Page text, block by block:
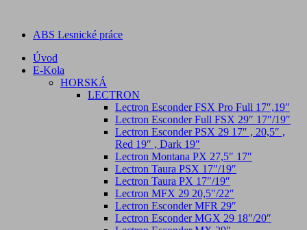
ABS Lesnické práce
Úvod
E-Kola
HORSKÁ
LECTRON
Lectron Esconder FSX Pro Full 17″,19″
Lectron Esconder Full FSX 29″ 17″/19″
Lectron Esconder PSX 29 17″ , 20,5″ ,
Red 19″ , Dark 19″
Lectron Montana PX 27,5″ 17″
Lectron Taura PSX 17″/19″
Lectron Taura PX 17″/19″
Lectron MFX 29 20,5″/22″
Lectron Esconder MFR 29″
Lectron Esconder MGX 29 18″/20″